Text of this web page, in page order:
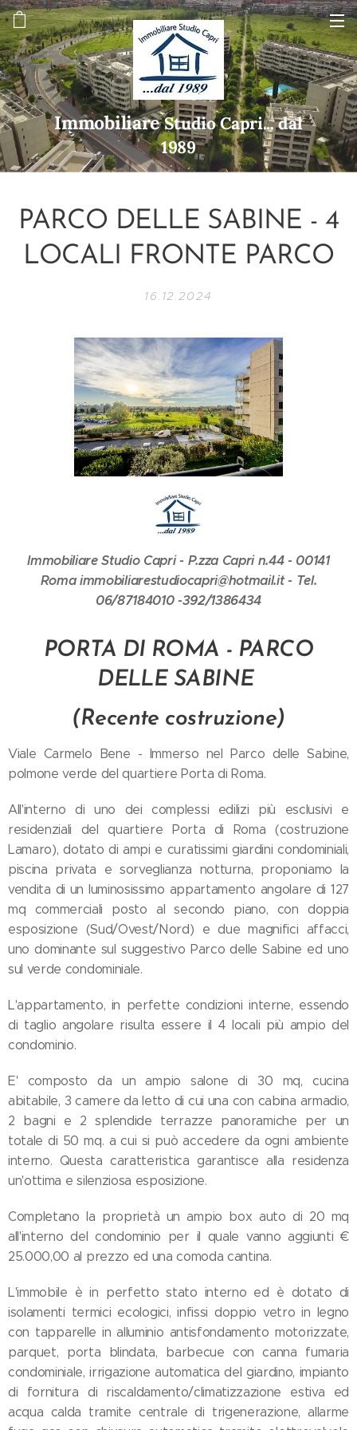
ImmobiliareStudio Capri... dal
1989
PARCO DELLE SABINE - 4
LOCALI FRONTE PARCO
16.12.2024
Immobiliare Studio Capri - P.zza Capri n.44 - 00141
Roma immobiliarestudiocapri@hotmail.it - Tel.
06/87184010 -392/1386434
PORTA DI ROMA - PARCO
DELLE SABINE
(Recente costruzione)
Viale Carmelo Bene - Immerso nel Parco delle Sabine,
polmone verde del quartiere Porta di Roma.
All'interno di uno dei complessi edilizi più esclusivi e
residenziali del quartiere Porta di Roma (costruzione
Lamaro), dotato di ampi e curatissimi giardini condominiali,
piscina privata e sorveglianza notturna, proponiamo la
vendita di un luminosissimo appartamento angolare di 127
mq commerciali posto al secondo piano, con doppia
esposizione (Sud/Ovest/Nord) e due magnifici affacci,
uno dominante sul suggestivo Parco delle Sabine ed uno
sul verde condominiale.
L'appartamento, in perfette condizioni interne, essendo
di taglio angolare risulta essere il 4 locali più ampio del
condominio.
E' composto da un ampio salone di 30 mq, cucina
abitabile, 3 camere da letto di cui una con cabina armadio,
2 bagni e 2 splendide terrazze panoramiche per un
totale di 50 mq. a cui si può accedere da ogni ambiente
interno. Questa caratteristica garantisce alla residenza
un'ottima e silenziosa esposizione.
Completano la proprietà un ampio box auto di 20 mq
all'interno del condominio per il quale vanno aggiunti €
25.000,00 al prezzo ed una comoda cantina.
L'immobile è in perfetto stato interno ed è dotato di
isolamenti termici ecologici, infissi doppio vetro in legno
con tapparelle in alluminio antisfondamento motorizzate,
parquet, porta blindata, barbecue con canna fumaria
condominiale, irrigazione automatica del giardino, impianto
di fornitura di riscaldamento/climatizzazione estiva ed
acqua calda tramite centrale di trigenerazione, allarme